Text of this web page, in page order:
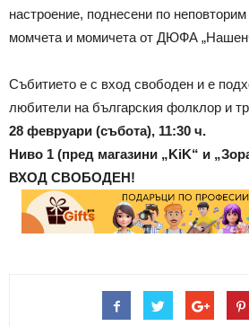
настроение, поднесени по
момчета и момичета от ДЮФА
Събитието е с вход свободен и е
любители на българския фолклор и
28 февруари (събота), 11:30 ч.
Ниво 1 (пред магазини „KiK“ и
ВХОД СВОБОДЕН!